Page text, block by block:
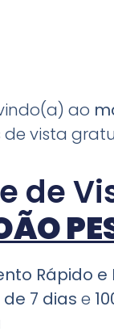
ao
vista
de
Rápido e
7 dias e